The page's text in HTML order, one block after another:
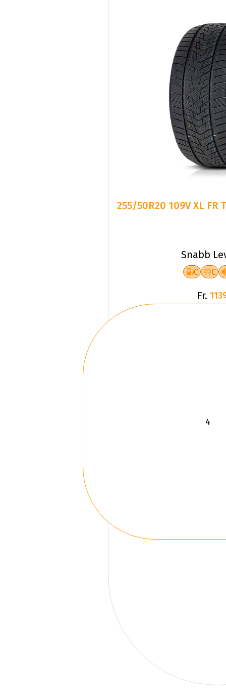
255/50R20 109V XL FR
Snabb
C C
Fr.